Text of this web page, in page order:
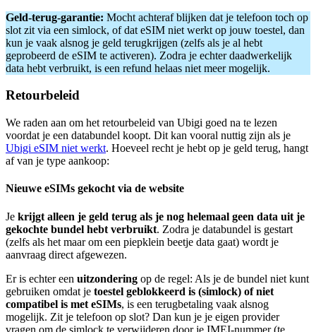
Geld-terug-garantie: Mocht achteraf blijken dat je telefoon toch op
slot zit via een simlock, of dat eSIM niet werkt op jouw toestel, dan
kun je vaak alsnog je geld terugkrijgen (zelfs als je al hebt
geprobeerd de eSIM te activeren). Zodra je echter daadwerkelijk
data hebt verbruikt, is een refund helaas niet meer mogelijk.
Retourbeleid
We raden aan om het retourbeleid van Ubigi goed na te lezen
voordat je een databundel koopt. Dit kan vooral nuttig zijn als je
Ubigi eSIM niet werkt. Hoeveel recht je hebt op je geld terug, hangt
af van je type aankoop:
Nieuwe eSIMs gekocht via de website
Je krijgt alleen je geld terug als je nog helemaal geen data uit je
gekochte bundel hebt verbruikt. Zodra je databundel is gestart
(zelfs als het maar om een piepklein beetje data gaat) wordt je
aanvraag direct afgewezen.
Er is echter een uitzondering op de regel: Als je de bundel niet kunt
gebruiken omdat je toestel geblokkeerd is (simlock) of niet
compatibel is met eSIMs, is een terugbetaling vaak alsnog
mogelijk. Zit je telefoon op slot? Dan kun je je eigen provider
vragen om de simlock te verwijderen door je IMEI-nummer (te